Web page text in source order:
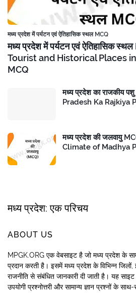
मध्य प्रदेश में पर्यटन एवं ऐतिहासिक स्थल MCQ
मध्य प्रदेश में पर्यटन एवं ऐतिहासिक
Tourist and Historical Places
MCQ
मध्य प्रदेश का राजकीय
Pradesh Ka Rajkiya
मध्य प्रदेश की जलवायु
Climate of Madhya
मध्य प्रदेश: एक परिचय
ABOUT US
MPGK.ORG एक वेबसाइट है जो मध्य प्रदेश के
प्रदान करती है। इसमें मध्य प्रदेश के विभिन्न
राजनीति से संबंधित जानकारी दी जाती है। यह साइट
उपयोगी प्रश्नोत्तरी और सामान्य ज्ञान प्रश्नों के